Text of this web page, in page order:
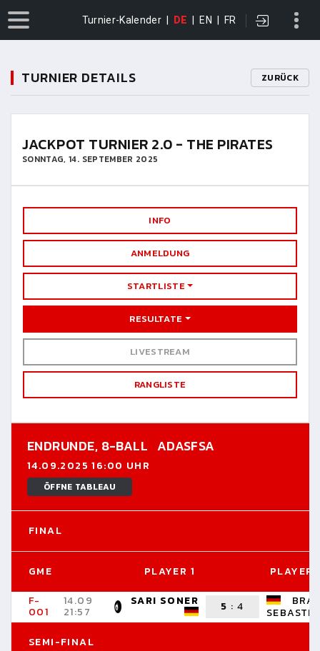
Turnier-Kalender DE EN FR
TURNIER DETAILS ZURÜCK
JACKPOT TURNIER 2.0 - THE PIRATES
SONNTAG, 14. SEPTEMBER 2025
INFO
ANMELDUNG
STARTLISTE
RESULTATE
LIVESTREAM
RANGLISTE
ENDRUNDE, 8-BALL ADASFSA
14.09.2025 16:00 UHR
ÖFFNE TABLEAU
FINAL
GME PLAYER 1
PLAYER
F-
001
14.09
21:57
SARI SONER 5 :4
SEMI-FINAL